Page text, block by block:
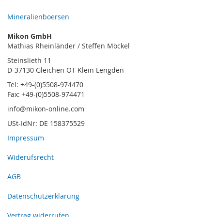
Mineralienboersen
Mikon GmbH
Mathias Rheinländer / Steffen Möckel
Steinslieth 11
D-37130 Gleichen OT Klein Lengden
Tel: +49-(0)5508-974470
Fax: +49-(0)5508-974471
info@mikon-online.com
USt-IdNr: DE 158375529
Impressum
Widerufsrecht
AGB
Datenschutzerklärung